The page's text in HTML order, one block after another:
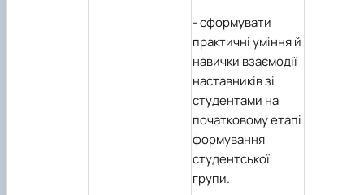
- сформувати
практичні уміння й
навички взаємодії
наставників зі
студентами на
початковому етапі
формування
студентської
групи.